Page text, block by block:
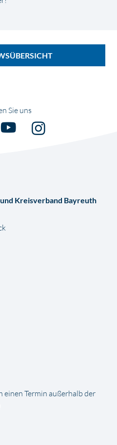
Sie uns
Kreisverband Bayreuth
einen Termin außerhalb der